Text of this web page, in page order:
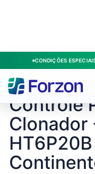
CONDIÇÕES
Produtos/Portões/
CONTINENTE / 208976
Controle
Clonador